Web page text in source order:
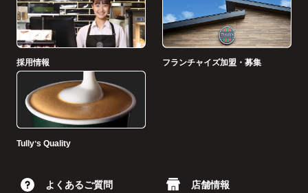
採用情報 フランチャイズ加盟・募集
Tullyʼs Quality
よくあるご質問 店舗情報